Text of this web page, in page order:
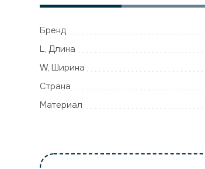
Бренд
L, Длина
W, Ширина
Страна
Материал